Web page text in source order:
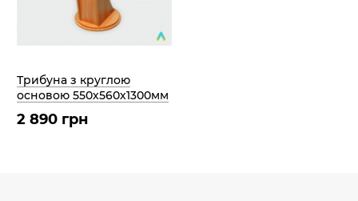
Трибуна з круглою
основою 550х560х1300мм
2 890 грн